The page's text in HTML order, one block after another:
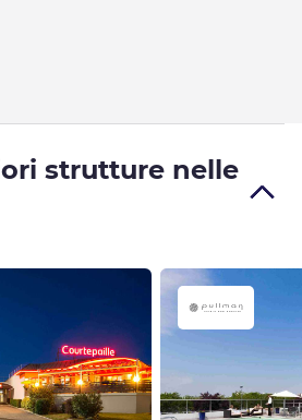
strutture nelle